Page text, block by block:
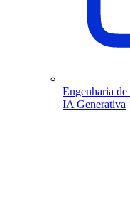
Engenharia
IA Generativa